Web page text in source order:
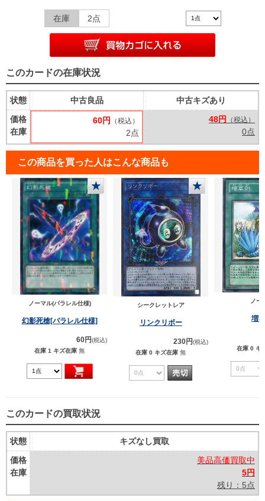
在庫 2点
このカードの在庫状況
状態
価格
在庫
中古良品
60円 （税込）
2点
中古キズあり
48円
（税込）
0点
この商品を買った人はこんな商品も
★
ノーマル(パラレル仕様)
幻影死槍[パラレル仕様]
60円(税込)
在庫 1 キズ在庫 無
★
シークレットレア
リンクリボー
230円(税込)
在庫 0 キズ在庫 無
ノー
増
在庫 0 キ
このカードの買取状況
状態
価格
在庫
キズなし買取
美品高価買取中
5円
残り：5点